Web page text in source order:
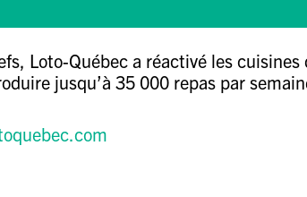
, Loto-Québec a réactivé les
jusqu’à 35 000 repas par